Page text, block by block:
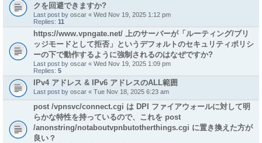
クを回避できますか?
Last post by oscar « Wed Nov 19, 2025 1:12 pm
Replies: 11
https://www.vpngate.net/ 上のサーバーが「ルーティング/ブリ
ッジモードとして拒否」というデフォルトのセキュリティポリシ
ーの下で動作するように強制されるのはなぜですか?
Last post by oscar « Wed Nov 19, 2025 1:09 pm
Replies: 5
IPv4 アドレス & IPv6 アドレスのALL範囲
Last post by oscar « Tue Nov 18, 2025 6:23 am
post /vpnsvc/connect.cgi は DPI ファイアウォールに対して明
らかな特性を持っているので、これを post
/anonstring/notaboutvpnbutotherthings.cgi に置き換えた方が
良い？